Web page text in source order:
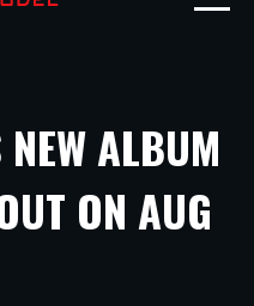
ALBUM
ON AUG